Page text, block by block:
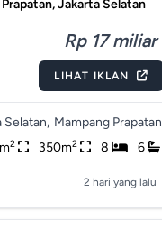
Jakarta Selatan
Rp 17 miliar
LIHAT IKLAN
Selatan, Mampang Prapatan
2 350m2 8 6
2 hari yang lalu